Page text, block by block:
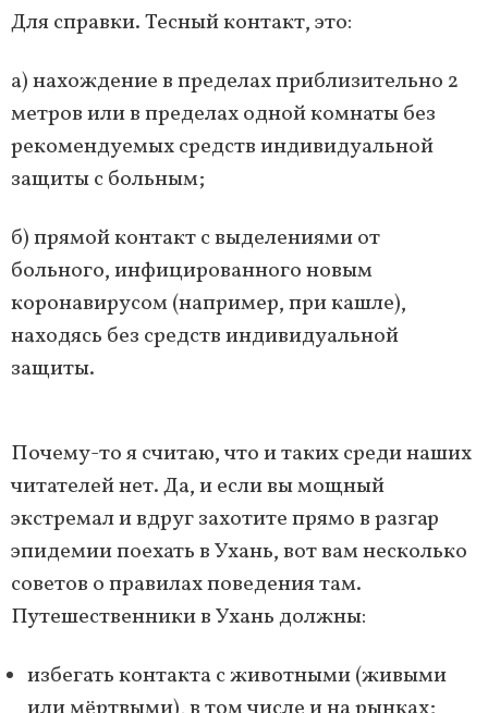
Для справки. Тесный контакт, это:
a) нахождение в пределах приблизительно 2
метров или в пределах одной комнаты без
рекомендуемых средств индивидуальной
защиты с больным;
б) прямой контакт с выделениями от
больного, инфицированного новым
коронавирусом (например, при кашле),
находясь без средств индивидуальной
защиты.
Почему-то я считаю, что и таких среди наших
читателей нет. Да, и если вы мощный
экстремал и вдруг захотите прямо в разгар
эпидемии поехать в Ухань, вот вам несколько
советов о правилах поведения там.
Путешественники в Ухань должны:
избегать контакта с животными (живыми